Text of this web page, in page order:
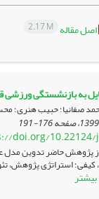
اصل مقاله 2.17 M
به بازنشستگی ورزشی
صفانیا؛ حبیب هنری؛
176-191
doi.org/10.22124/
حاضر تدوین ­مدل
استراتژی پژوهش،
بیشتر